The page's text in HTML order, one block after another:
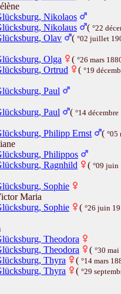
Nikolaos
Nikolaus
( °22
Olav
( °02 juillet
Olga
( °26 mars
Ortrud
( °19
Paul
Paul
( °14 décembre
Philipp Ernst
( °05
Philippos
Ragnhild
( °09 juin
Sophie
Maria
Sophie
( °26 juin
Theodora
Theodora
( °30
Thyra
( °14 mars
Thyra
( °29